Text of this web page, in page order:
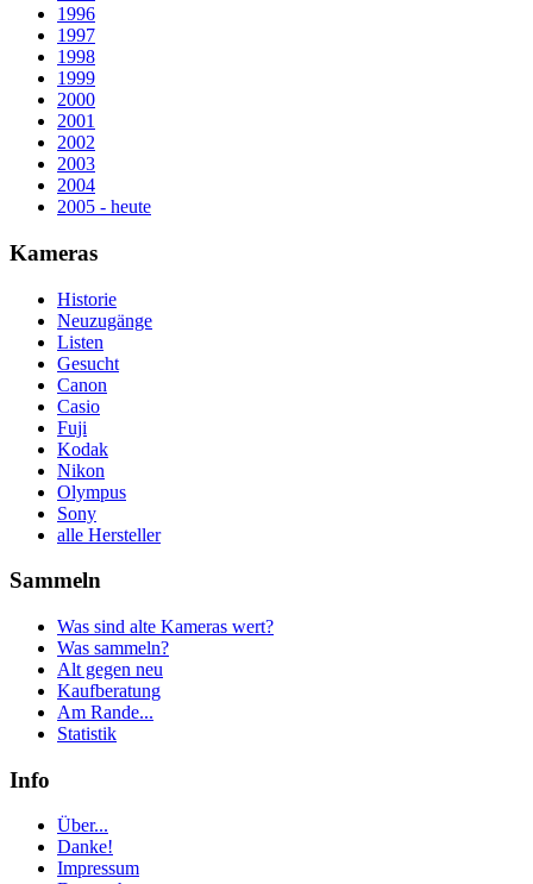
1996
1997
1998
1999
2000
2001
2002
2003
2004
2005 - heute
Kameras
Historie
Neuzugänge
Listen
Gesucht
Canon
Casio
Fuji
Kodak
Nikon
Olympus
Sony
alle Hersteller
Sammeln
Was sind alte Kameras wert?
Was sammeln?
Alt gegen neu
Kaufberatung
Am Rande...
Statistik
Info
Über...
Danke!
Impressum